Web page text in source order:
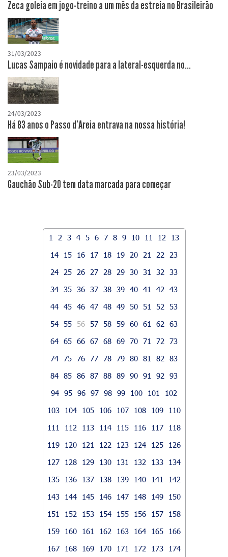
Zeca goleia em jogo-treino a um mês da estreia no Brasileirão
31/03/2023
Lucas Sampaio é novidade para a lateral-esquerda no...
24/03/2023
Há 83 anos o Passo d'Areia entrava na nossa história!
23/03/2023
Gauchão Sub-20 tem data marcada para começar
1 2 3 4 5 6 7 8 9 10 11 12
13
14
15 16 17 18 19 20 21 22
23
24
25 26 27 28 29 30 31 32
33
34 35 36 37 38 39 40 41 42
43
44 45 46 47 48 49 50 51 52
53
54 55 56 57 58 59 60 61 62
63
64 65 66 67 68 69 70 71 72
73
74 75 76 77 78 79 80 81 82
83
84 85 86 87 88 89 90 91 92
93
94 95 96 97 98 99 100 101
102
103
104 105 106 107 108 109
110
111
112 113 114 115 116 117
118
119
120 121 122 123 124 125
126
127
128 129 130 131 132 133
134
135
136 137 138 139 140 141
142
143
144 145 146 147 148 149
150
151
152 153 154 155 156 157
158
159
160 161 162 163 164 165
166
167
168 169 170 171 172 173
174